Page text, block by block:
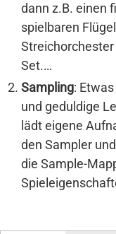
dann z.B. einen
spielbaren
Set.…
Sampling:
und geduldige
lädt eigene
den Sampler
die Sample-